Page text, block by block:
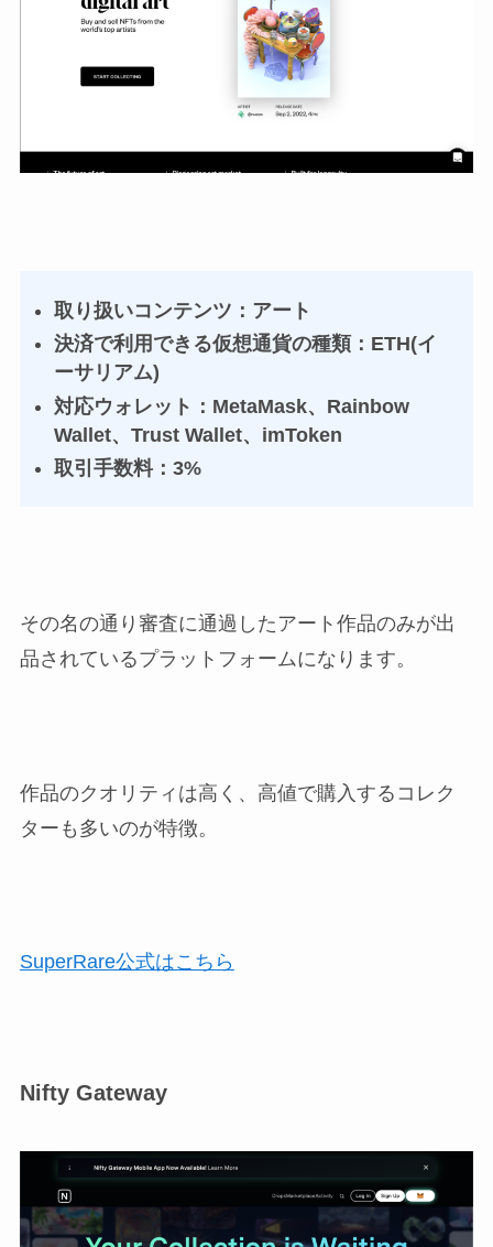
取り扱いコンテンツ：アート
決済で利用できる仮想通貨の種類：ETH(イ
ーサリアム)
対応ウォレット：MetaMask、Rainbow
Wallet、Trust Wallet、imToken
取引手数料：3%
その名の通り審査に通過したアート作品のみが出
品されているプラットフォームになります。
作品のクオリティは高く、高値で購入するコレク
ターも多いのが特徴。
SuperRare公式はこちら
Nifty Gateway